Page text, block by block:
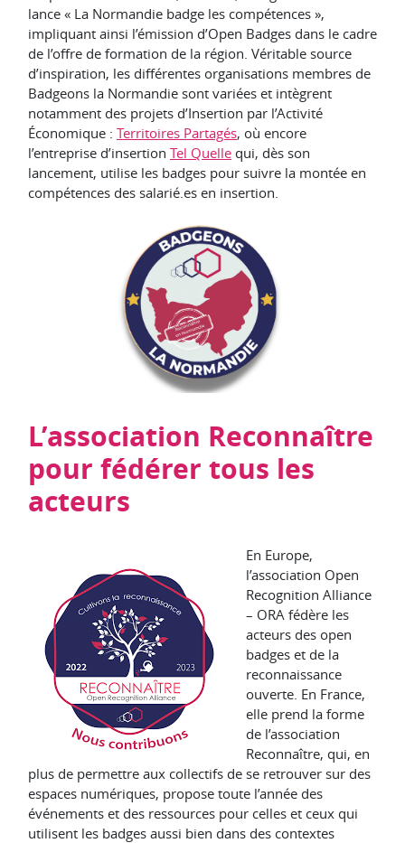
lance « La Normandie badge les compétences »,
impliquant ainsi l’émission d’Open Badges dans le cadre
de l’offre de formation de la région. Véritable source
d’inspiration, les différentes organisations membres de
Badgeons la Normandie sont variées et intègrent
notamment des projets d’Insertion par l’Activité
Économique : Territoires Partagés, où encore
l’entreprise d’insertion Tel Quelle qui, dès son
lancement, utilise les badges pour suivre la montée en
compétences des salarié.es en insertion.
L’association Reconnaître
pour fédérer tous les
acteurs
En Europe,
l’association Open
Recognition Alliance
– ORA fédère les
acteurs des open
badges et de la
reconnaissance
ouverte. En France,
elle prend la forme
de l’association
Reconnaître, qui, en
plus de permettre aux collectifs de se retrouver sur des
espaces numériques, propose toute l’année des
événements et des ressources pour celles et ceux qui
utilisent les badges aussi bien dans des contextes